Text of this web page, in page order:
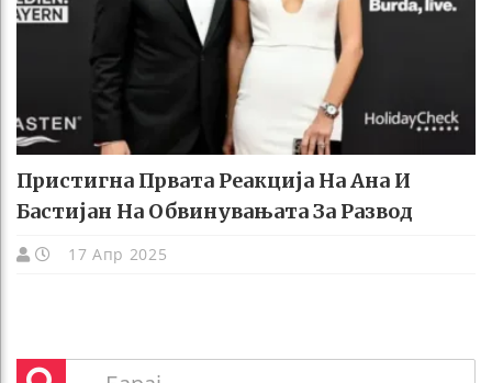
Пристигна Првата Реакција На Ана И
Бастијан На Обвинувањата За Развод
17 Апр 2025